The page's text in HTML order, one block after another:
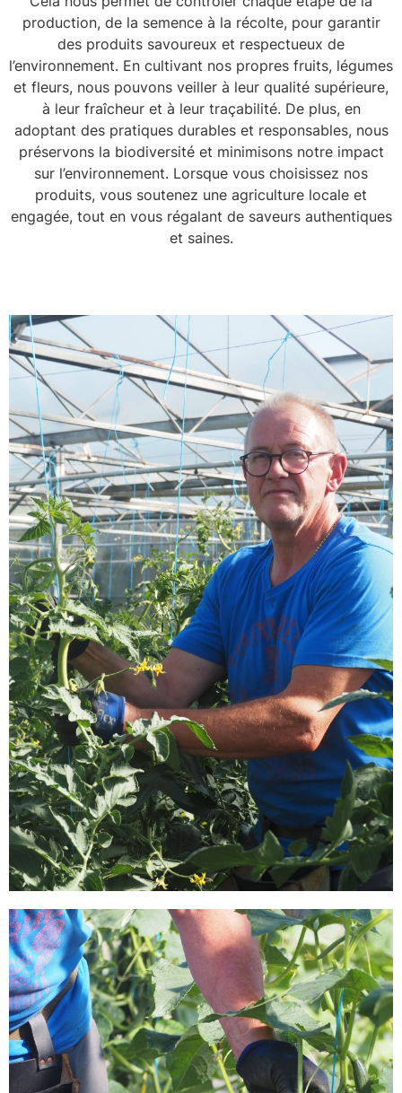
production, de la semence à la récolte, pour garantir
des produits savoureux et respectueux de
l’environnement. En cultivant nos propres fruits, légumes
et fleurs, nous pouvons veiller à leur qualité supérieure,
à leur fraîcheur et à leur traçabilité. De plus, en
adoptant des pratiques durables et responsables, nous
préservons la biodiversité et minimisons notre impact
sur l’environnement. Lorsque vous choisissez nos
produits, vous soutenez une agriculture locale et
engagée, tout en vous régalant de saveurs authentiques
et saines.